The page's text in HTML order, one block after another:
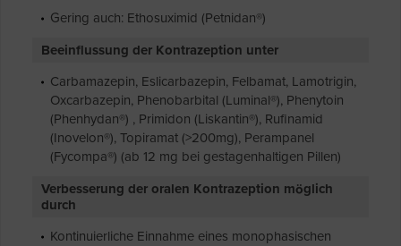
Gering auch: Ethosuximid (Petnidan®)
Beeinflussung der Kontrazeption unter
Carbamazepin, Eslicarbazepin, Felbamat, Lamotrigin,
Oxcarbazepin, Phenobarbital (Luminal®), Phenytoin
(Phenhydan®) , Primidon (Liskantin®), Rufinamid
(Inovelon®), Topiramat (>200mg), Perampanel
(Fycompa®) (ab 12 mg bei gestagenhaltigen Pillen)
Verbesserung der oralen Kontrazeption möglich
durch
Kontinuierliche Einnahme eines monophasischen